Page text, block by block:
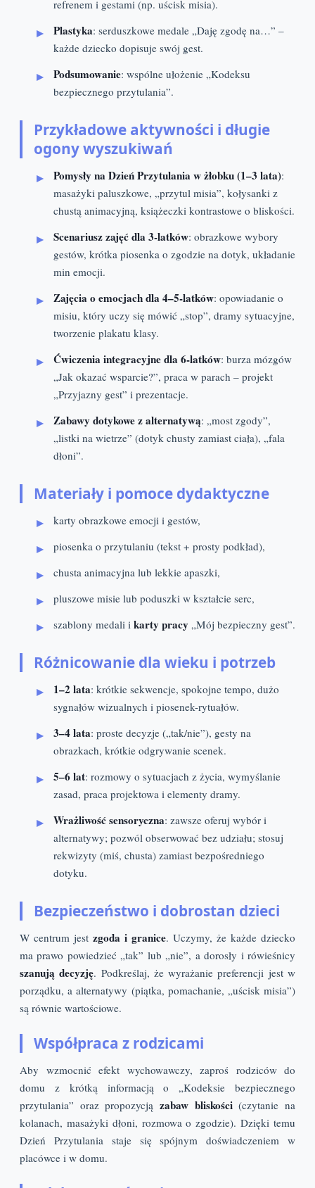
refrenem i gestami (np. uścisk misia).
Plastyka: serduszkowe medale „Daję zgodę na…” –
każde dziecko dopisuje swój gest.
Podsumowanie: wspólne ułożenie „Kodeksu
bezpiecznego przytulania”.
Przykładowe aktywności i długie
ogony wyszukiwań
Pomysły na Dzień Przytulania w żłobku (1–3 lata):
masażyki paluszkowe, „przytul misia”, kołysanki z
chustą animacyjną, książeczki kontrastowe o bliskości.
Scenariusz zajęć dla 3-latków: obrazkowe wybory
gestów, krótka piosenka o zgodzie na dotyk, układanie
min emocji.
Zajęcia o emocjach dla 4–5-latków: opowiadanie o
misiu, który uczy się mówić „stop”, dramy sytuacyjne,
tworzenie plakatu klasy.
Ćwiczenia integracyjne dla 6-latków: burza mózgów
„Jak okazać wsparcie?”, praca w parach – projekt
„Przyjazny gest” i prezentacje.
Zabawy dotykowe z alternatywą: „most zgody”,
„listki na wietrze” (dotyk chusty zamiast ciała), „fala
dłoni”.
Materiały i pomoce dydaktyczne
karty obrazkowe emocji i gestów,
piosenka o przytulaniu (tekst + prosty podkład),
chusta animacyjna lub lekkie apaszki,
pluszowe misie lub poduszki w kształcie serc,
szablony medali i karty pracy „Mój bezpieczny gest”.
Różnicowanie dla wieku i potrzeb
1–2 lata: krótkie sekwencje, spokojne tempo, dużo
sygnałów wizualnych i piosenek-rytuałów.
3–4 lata: proste decyzje („tak/nie”), gesty na
obrazkach, krótkie odgrywanie scenek.
5–6 lat: rozmowy o sytuacjach z życia, wymyślanie
zasad, praca projektowa i elementy dramy.
Wrażliwość sensoryczna: zawsze oferuj wybór i
alternatywy; pozwól obserwować bez udziału; stosuj
rekwizyty (miś, chusta) zamiast bezpośredniego
dotyku.
Bezpieczeństwo i dobrostan dzieci
W centrum jest zgoda i granice. Uczymy, że każde dziecko
ma prawo powiedzieć „tak” lub „nie”, a dorosły i rówieśnicy
szanują decyzję. Podkreślaj, że wyrażanie preferencji jest w
porządku, a alternatywy (piątka, pomachanie, „uścisk misia”)
są równie wartościowe.
Współpraca z rodzicami
Aby wzmocnić efekt wychowawczy, zaproś rodziców do
domu z krótką informacją o „Kodeksie bezpiecznego
przytulania” oraz propozycją zabaw bliskości(czytanie na
kolanach, masażyki dłoni, rozmowa o zgodzie). Dzięki temu
Dzień Przytulania staje się spójnym doświadczeniem w
placówce i w domu.